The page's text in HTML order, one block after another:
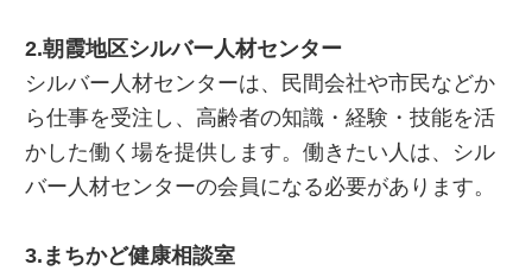
2.朝霞地区シルバー人材センター
シルバー人材センターは、民間会社や市民などか
ら仕事を受注し、高齢者の知識・経験・技能を活
かした働く場を提供します。働きたい人は、シル
バー人材センターの会員になる必要があります。
3.まちかど健康相談室